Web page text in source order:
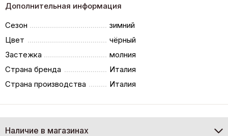
Дополнительная информация
Сезон
зимний
Цвет
чёрный
Застежка
молния
Страна бренда
Италия
Страна производства
Италия
Наличие в магазинах